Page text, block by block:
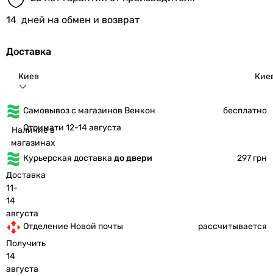
14 дней на обмен и возврат
Доставка
Киев
Самовывоз с магазинов Венкон
бесплатно
Наличие в
магазинах
Отримати 12-14 августа
Курьерская доставка до двери
297 грн
Доставка
11-
14
августа
Отделение Новой почты
рассчитывается
Получить
14
августа